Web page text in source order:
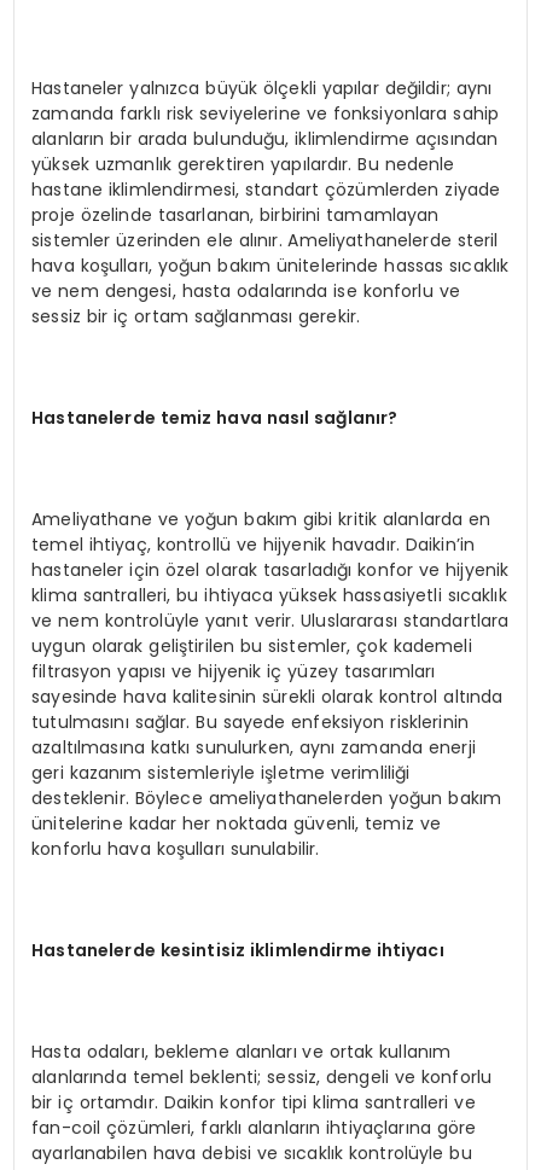
Hastaneler yalnızca büyük ölçekli yapılar değildir; aynı
zamanda farklı risk seviyelerine ve fonksiyonlara sahip
alanların bir arada bulunduğu, iklimlendirme açısından
yüksek uzmanlık gerektiren yapılardır. Bu nedenle
hastane iklimlendirmesi, standart çözümlerden ziyade
proje özelinde tasarlanan, birbirini tamamlayan
sistemler üzerinden ele alınır. Ameliyathanelerde steril
hava koşulları, yoğun bakım ünitelerinde hassas sıcaklık
ve nem dengesi, hasta odalarında ise konforlu ve
sessiz bir iç ortam sağlanması gerekir.
Hastanelerde temiz hava nasıl sağlanır?
Ameliyathane ve yoğun bakım gibi kritik alanlarda en
temel ihtiyaç, kontrollü ve hijyenik havadır. Daikin’in
hastaneler için özel olarak tasarladığı konfor ve hijyenik
klima santralleri, bu ihtiyaca yüksek hassasiyetli sıcaklık
ve nem kontrolüyle yanıt verir. Uluslararası standartlara
uygun olarak geliştirilen bu sistemler, çok kademeli
filtrasyon yapısı ve hijyenik iç yüzey tasarımları
sayesinde hava kalitesinin sürekli olarak kontrol altında
tutulmasını sağlar. Bu sayede enfeksiyon risklerinin
azaltılmasına katkı sunulurken, aynı zamanda enerji
geri kazanım sistemleriyle işletme verimliliği
desteklenir. Böylece ameliyathanelerden yoğun bakım
ünitelerine kadar her noktada güvenli, temiz ve
konforlu hava koşulları sunulabilir.
Hastanelerde kesintisiz iklimlendirme ihtiyacı
Hasta odaları, bekleme alanları ve ortak kullanım
alanlarında temel beklenti; sessiz, dengeli ve konforlu
bir iç ortamdır. Daikin konfor tipi klima santralleri ve
fan-coil çözümleri, farklı alanların ihtiyaçlarına göre
ayarlanabilen hava debisi ve sıcaklık kontrolüyle bu